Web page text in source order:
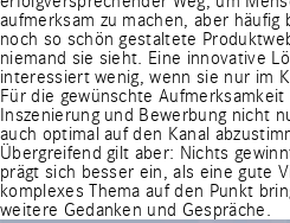
aufmerksam zu machen, aber häufig
noch so schön gestaltete
niemand sie sieht. Eine innovative
interessiert wenig, wenn sie nur im
Für die gewünschte
Inszenierung und Bewerbung nicht
auch optimal auf den Kanal
Übergreifend gilt aber: Nichts
prägt sich besser ein, als eine gute
komplexes Thema auf den Punkt
weitere Gedanken und Gespräche.